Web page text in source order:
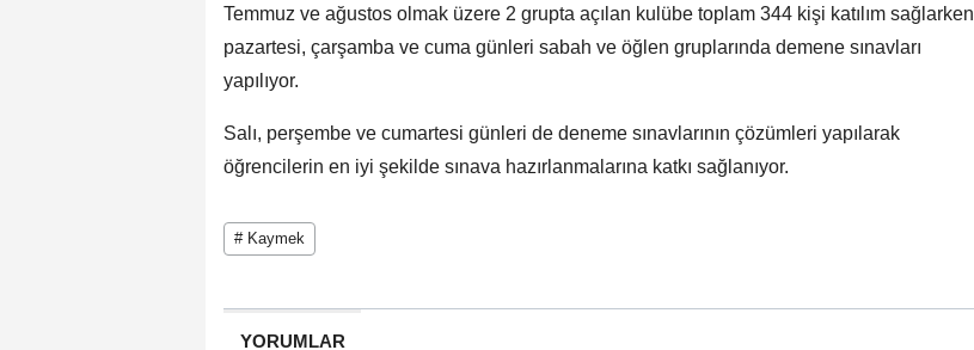
Temmuz ve ağustos olmak üzere 2 grupta açılan kulübe toplam 344 kişi katılım sağlarken
pazartesi, çarşamba ve cuma günleri sabah ve öğlen gruplarında demene sınavları
yapılıyor.
Salı, perşembe ve cumartesi günleri de deneme sınavlarının çözümleri yapılarak
öğrencilerin en iyi şekilde sınava hazırlanmalarına katkı sağlanıyor.
# Kaymek
YORUMLAR